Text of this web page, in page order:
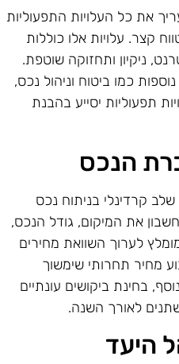
את כל העלויות התפעוליות
קצר. עלויות אלו כוללות
ניקיון ותחזוקה שוטפת.
כמו ביטוח וניהול נכס,
תפעוליות יסייע בהבנת
הנכס
קרדינלי בניתוח נכס
את המיקום, גודל הנכס,
לערוך השוואת מחירים
מחיר תחרותי שימשוך
בחינת ביקושים עונתיים
לאורך השנה.
היעד